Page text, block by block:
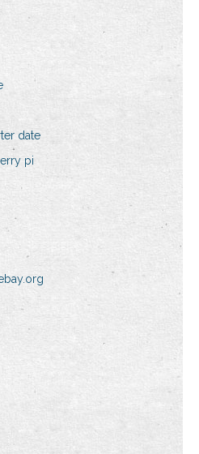
date
pi